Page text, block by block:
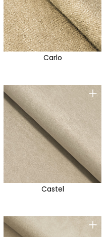
Carlo
+
Castel
+